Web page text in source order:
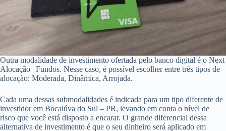
Outra modalidade de investimento ofertada pelo banco digital é o Next
Alocação | Fundos. Nesse caso, é possível escolher entre três tipos de
alocação: Moderada, Dinâmica, Arrojada.
Cada uma dessas submodalidades é indicada para um tipo diferente de
investidor em Bocaiúva do Sul – PR, levando em conta o nível de
risco que você está disposto a encarar. O grande diferencial dessa
alternativa de investimento é que o seu dinheiro será aplicado em